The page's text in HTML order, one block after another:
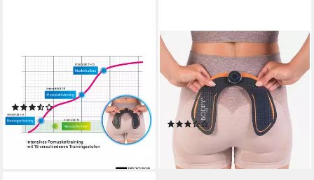
EMS-Po-Trainer - EMS
Trainer - Gezielte Stimulation
der Po Muskulatur
(4)
ab 49,90 € UVP62,90 €
-21%
lieferbar - in 2-3 Werktagen bei dir
BODIFY
EMS-Po-Trainer - Original
Ersatz-Pads 2er-Set (Ohne
Controller) für EMS
Hüfttrainer, (2-tlg)
(2)
ab 24,90 €
lieferbar - in 2-3 Werktagen bei dir